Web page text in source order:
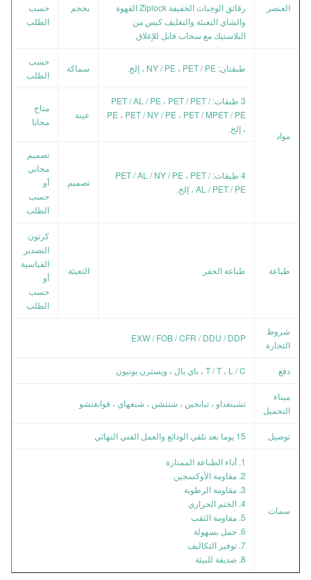
العنصر
رقائق الوجبات الخفيفة Ziplock القهوة
والشاي التعبئة والتغليف كيس من
البلاستيك مع سحاب قابل للإغلاق
بحجم
حسب
الطلب
مواد
طبقتان: NY / PE ، PET / PE ، إلخ. سماكة
حسب
الطلب
3 طبقات: PET / AL / PE ، PET / PET /
PE ، PET / NY / PE ، PET / MPET / PE
، إلخ.
عينة
متاح
مجانا
4 طبقات: PET / AL / NY / PE ، PET /
AL / PET / PE ، إلخ.
تصميم
تصميم
مجاني
أو
حسب
الطلب
طباعة طباعة الحفر التعبئة
كرتون
التصدير
القياسية
أو
حسب
الطلب
شروط
التجارة
EXW / FOB / CFR / DDU / DDP
دفع T / T ، L / C ، باي بال ، ويسترن يونيون
ميناء
التحميل
تشينغداو ، تيانجين ، شنتشن ، شنغهاي ، قوانغتشو
توصيل 15 يوما بعد تلقي الودائع والعمل الفني النهائي
سمات
1. أداء الطباعة الممتازة
2. مقاومة الأوكسجين
3. مقاومة الرطوبة
4. الختم الحراري
5. مقاومة الثقب
6. حمل بسهولة
7. توفير التكاليف
8. صديقة للبيئة